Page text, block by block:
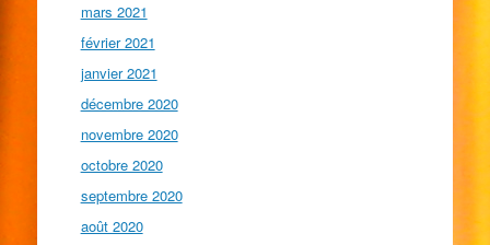
mars 2021
février 2021
janvier 2021
décembre 2020
novembre 2020
octobre 2020
septembre 2020
août 2020